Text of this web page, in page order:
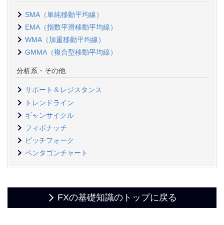
SMA（単純移動平均線）
EMA（指数平滑移動平均線）
WMA（加重移動平均線）
GMMA（複合型移動平均線）
分析系・その他
サポート＆レジスタンス
トレンドライン
ギャンサイクル
フィボナッチ
ピッチフォーク
ペンタゴンチャート
FXの基礎知識のトップに戻る